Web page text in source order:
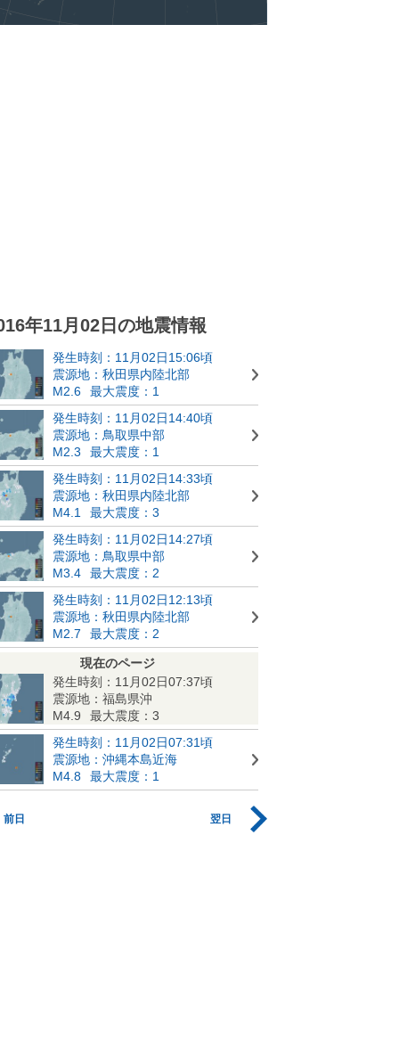
年11月02日の地震情報
発生時刻：11月02日15:06頃
震源地：秋田県内陸北部
M2.6
最大震度：1
発生時刻：11月02日14:40頃
震源地：鳥取県中部
M2.3
最大震度：1
発生時刻：11月02日14:33頃
震源地：秋田県内陸北部
M4.1
最大震度：3
発生時刻：11月02日14:27頃
震源地：鳥取県中部
M3.4
最大震度：2
発生時刻：11月02日12:13頃
震源地：秋田県内陸北部
M2.7
最大震度：2
現在のページ
発生時刻：11月02日07:37頃
震源地：福島県沖
M4.9
最大震度：3
発生時刻：11月02日07:31頃
震源地：沖縄本島近海
M4.8
最大震度：1
前日 翌日